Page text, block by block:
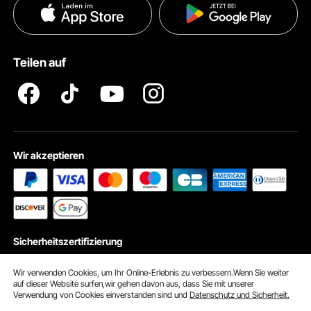
Zahlungsmethoden
Datenschutzerklärung
Teilen auf
Wir akzeptieren
Sicherheitszertifizierung
Wir verwenden Cookies, um Ihr Online-Erlebnis zu verbessern.Wenn Sie weiter
auf dieser Website surfen,wir gehen davon aus, dass Sie mit unserer
Verwendung von Cookies einverstanden sind undDatenschutz und Sicherheit.